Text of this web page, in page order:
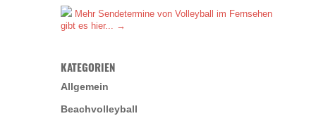
Mehr Sendetermine von Volleyball im Fernsehen
gibt es hier... →
KATEGORIEN
Allgemein
Beachvolleyball